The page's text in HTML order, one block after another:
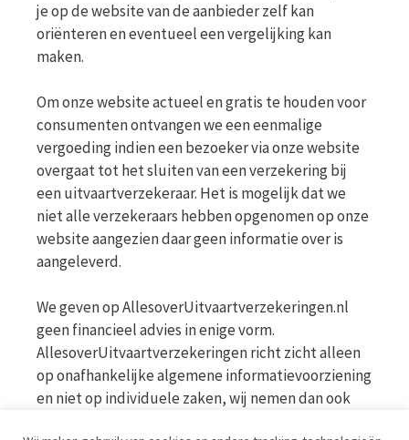
je op de website van de aanbieder zelf kan
oriënteren en eventueel een vergelijking kan
maken.
Om onze website actueel en gratis te houden voor
consumenten ontvangen we een eenmalige
vergoeding indien een bezoeker via onze website
overgaat tot het sluiten van een verzekering bij
een uitvaartverzekeraar. Het is mogelijk dat we
niet alle verzekeraars hebben opgenomen op onze
website aangezien daar geen informatie over is
aangeleverd.
We geven op AllesoverUitvaartverzekeringen.nl
geen financieel advies in enige vorm.
AllesoverUitvaartverzekeringen richt zicht alleen
op onafhankelijke algemene informatievoorziening
en niet op individuele zaken, wij nemen dan ook